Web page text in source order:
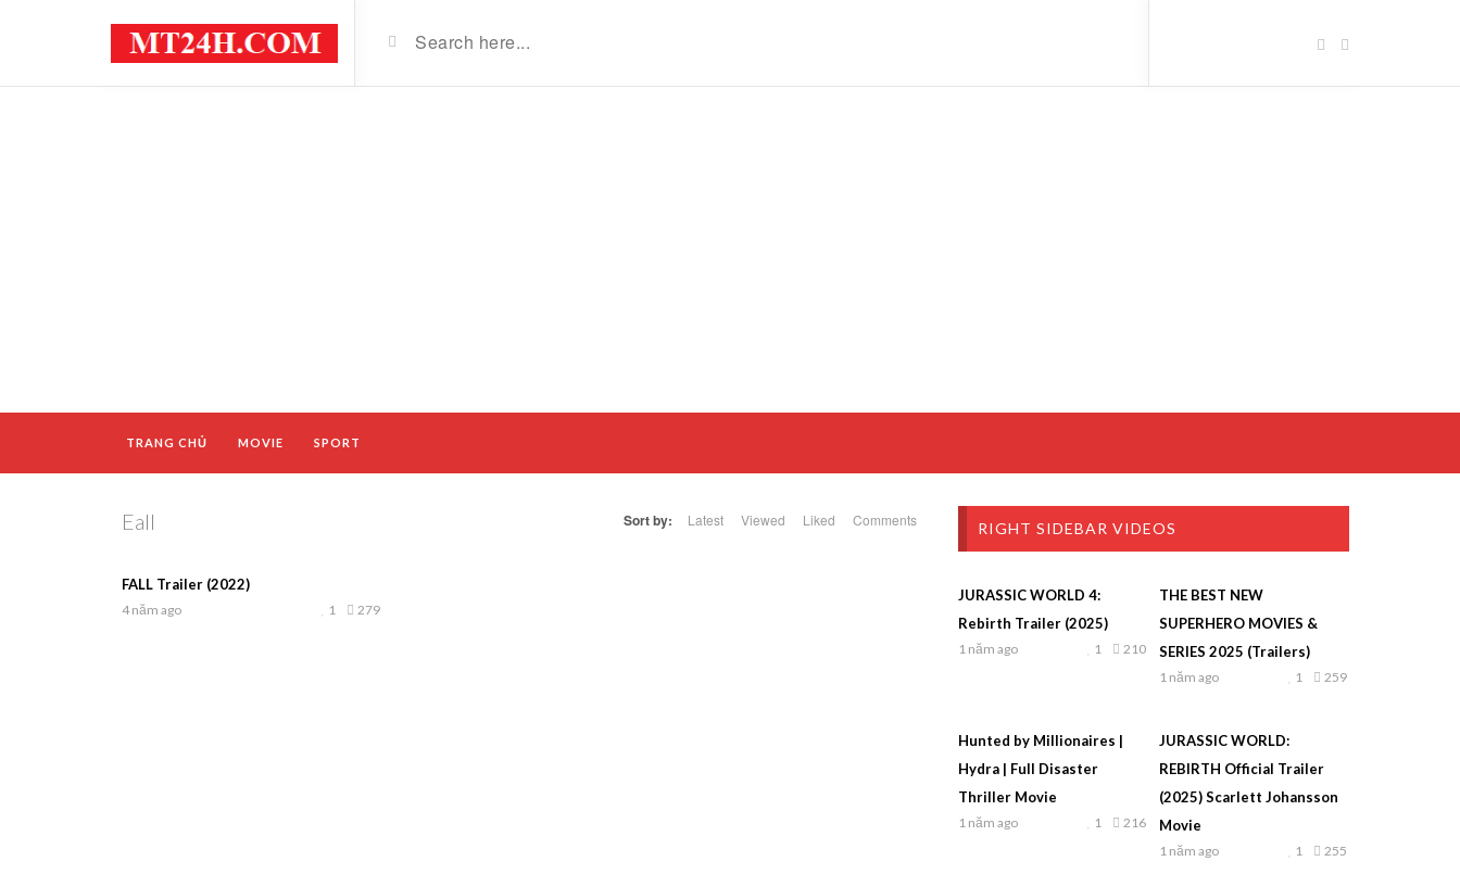
TRANG CHỦ MOVIE SPORT
Eall Sort by: Latest Viewed Liked Comments
FALL Trailer (2022)
4 năm ago 279
1
RIGHT SIDEBAR VIDEOS
JURASSIC WORLD 4:
Rebirth Trailer (2025)
1 năm ago 210
1
THE BEST NEW
SUPERHERO MOVIES &
SERIES 2025 (Trailers)
1 năm ago 259
1
Hunted by Millionaires |
Hydra | Full Disaster
Thriller Movie
1 năm ago 216
1
JURASSIC WORLD:
REBIRTH Official Trailer
(2025) Scarlett Johansson
Movie
1 năm ago 255
1